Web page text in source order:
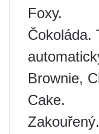
Foxy.
Čokoláda.
Brownie,
Cake.